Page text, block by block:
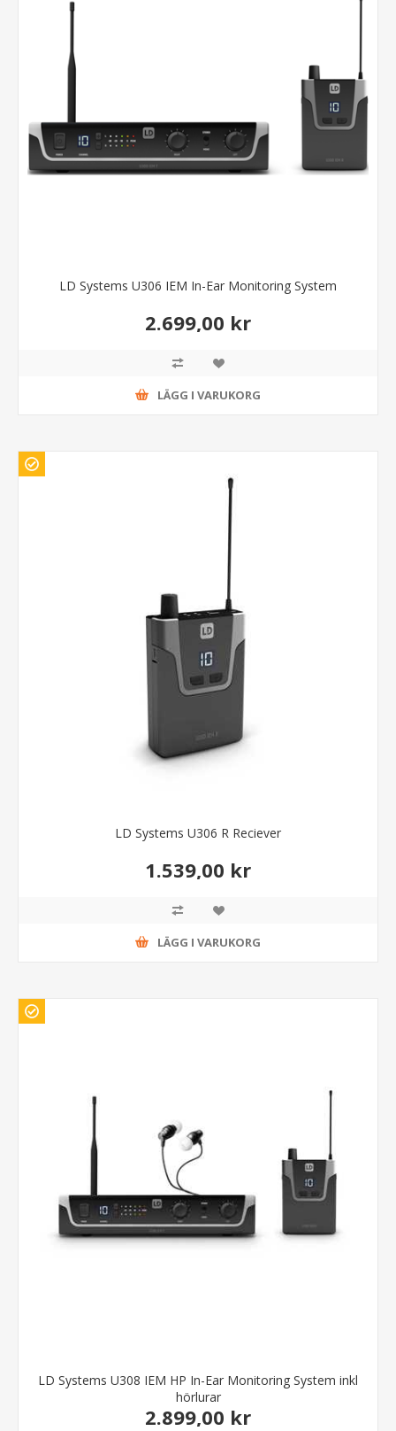
LD Systems U306 IEM In-Ear Monitoring System
2.699,00 kr
LÄGG I VARUKORG
LD Systems U306 R Reciever
1.539,00 kr
LÄGG I VARUKORG
LD Systems U308 IEM HP In-Ear Monitoring System inkl
hörlurar
2.899,00 kr